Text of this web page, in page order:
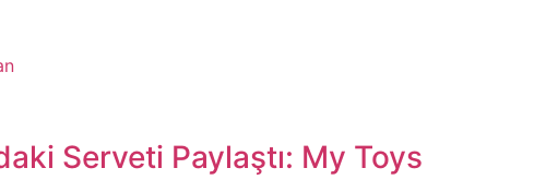
Serveti Paylaştı: My Toys